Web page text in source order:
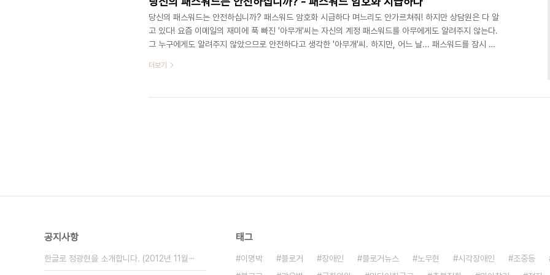
당신의 패스워드는 안전하십니까? 패스워드 암호화 시급하다 며느리도 안가르쳐줘! 하지만 상담원은 다 알
고 있다! 요즘 이메일의 재미에 푹 빠진 '아무개'씨는 자신의 계정 패스워드를 아무에게도 알려주지 않는다.
그 누구에게도 알려주지 않았으므로 안전하다고 생각한 '아무개'씨. 하지만, 어느 날... 패스워드를 잠시 잊
요. 회원님의 패스워드는.. 1234입니다' 아무에게도 안가르쳐준 패스워드를, 상담원들은 손쉽게 알 수 있
넷 뱅킹의 암호도 모두 통일해 놓았으니 말이다. 패스워드는 어떻게 저장되는가? 정답은..
더보기
공지사항
한글로 정광현을 소개합니다. (2012년 11월⋯
태그
이명박 블로거 장애인 블로거뉴스 노무현 시각장애인
조중동